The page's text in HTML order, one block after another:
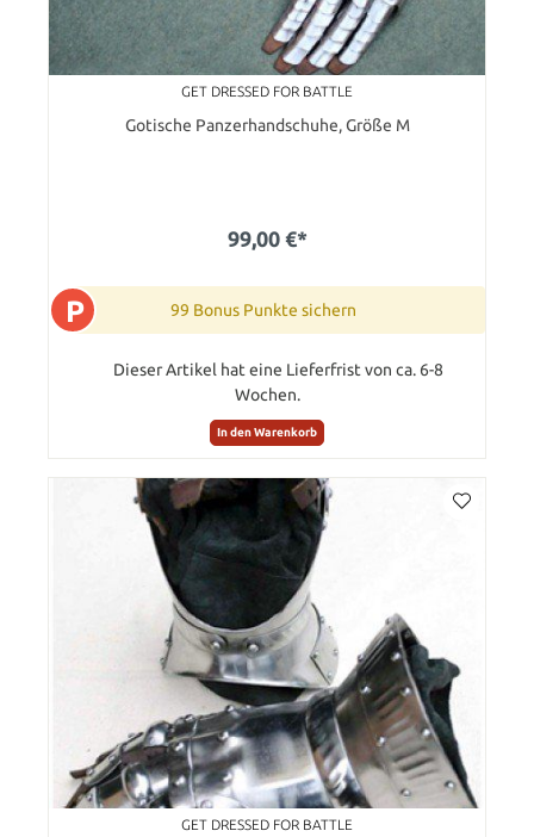
GET DRESSED FOR BATTLE
Gotische Panzerhandschuhe, Größe M
99,00 €*
P 99 Bonus Punkte sichern
Dieser Artikel hat eine Lieferfrist von ca. 6-8
Wochen.
In den Warenkorb
GET DRESSED FOR BATTLE